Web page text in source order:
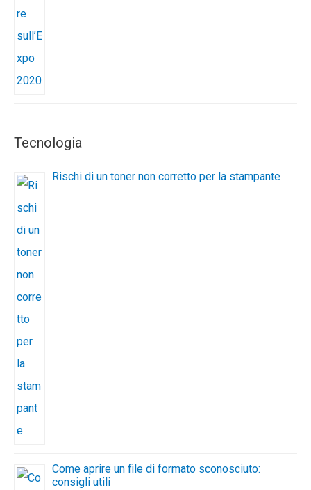
Tecnologia
Rischi di un toner non corretto per la stampante
Come aprire un file di formato sconosciuto:
consigli utili